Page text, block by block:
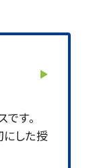
す。
にした授